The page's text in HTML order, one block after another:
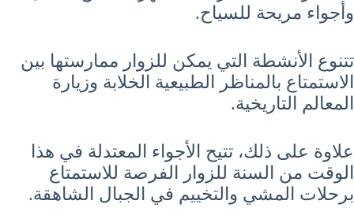
وأجواء مريحة للسياح.
تتنوع الأنشطة التي يمكن للزوار ممارستها بين
الاستمتاع بالمناظر الطبيعية الخلابة وزيارة
المعالم التاريخية.
علاوة على ذلك، تتيح الأجواء المعتدلة في هذا
الوقت من السنة للزوار الفرصة للاستمتاع
برحلات المشي والتخييم في الجبال الشاهقة.